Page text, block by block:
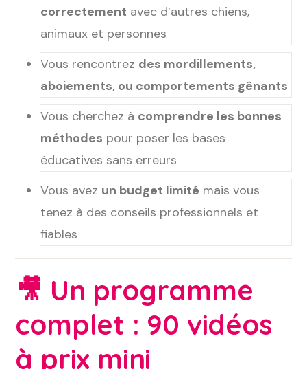
correctement avec d’autres chiens,
animaux et personnes
Vous rencontrez des mordillements,
aboiements, ou comportements gênants
Vous cherchez à comprendre les bonnes
méthodes pour poser les bases
éducatives sans erreurs
Vous avez un budget limité mais vous
tenez à des conseils professionnels et
fiables
🎥 Un programme
complet : 90 vidéos
à prix mini